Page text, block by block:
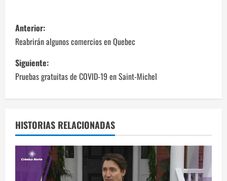
N
a
v
e
a
c
Anterior:
Reabrirán algunos comercios en Quebec
Siguiente:
Pruebas gratuitas de COVID-19 en Saint-Michel
HISTORIAS RELACIONADAS